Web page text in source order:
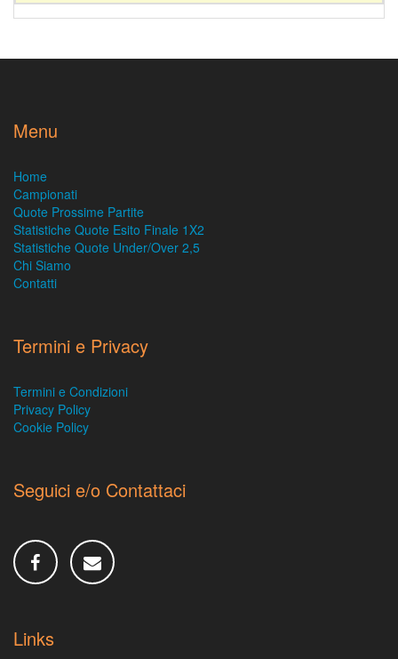
Menu
Home
Campionati
Quote Prossime Partite
Statistiche Quote Esito Finale 1X2
Statistiche Quote Under/Over 2,5
Chi Siamo
Contatti
Termini e Privacy
Termini e Condizioni
Privacy Policy
Cookie Policy
Seguici e/o Contattaci
Links